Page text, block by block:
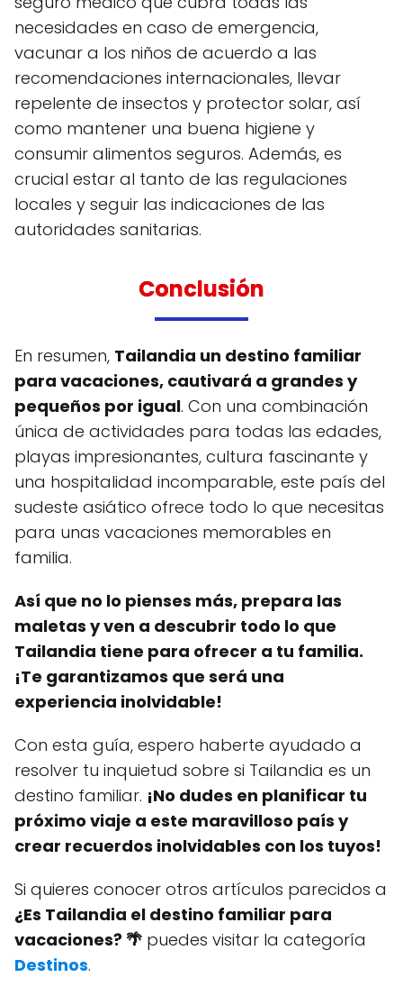
necesidades en caso de emergencia,
vacunar a los niños de acuerdo a las
recomendaciones internacionales, llevar
repelente de insectos y protector solar, así
como mantener una buena higiene y
consumir alimentos seguros. Además, es
crucial estar al tanto de las regulaciones
locales y seguir las indicaciones de las
autoridades sanitarias.
Conclusión
En resumen, Tailandia un destino familiar
para vacaciones, cautivará a grandes y
pequeños por igual. Con una combinación
única de actividades para todas las edades,
playas impresionantes, cultura fascinante y
una hospitalidad incomparable, este país del
sudeste asiático ofrece todo lo que necesitas
para unas vacaciones memorables en
familia.
Así que no lo pienses más, prepara las
maletas y ven a descubrir todo lo que
Tailandia tiene para ofrecer a tu familia.
¡Te garantizamos que será una
experiencia inolvidable!
Con esta guía, espero haberte ayudado a
resolver tu inquietud sobre si Tailandia es un
destino familiar. ¡No dudes en planificar tu
próximo viaje a este maravilloso país y
crear recuerdos inolvidables con los tuyos!
Si quieres conocer otros artículos parecidos a
¿Es Tailandia el destino familiar para
vacaciones? 🌴 puedes visitar la categoría
Destinos.